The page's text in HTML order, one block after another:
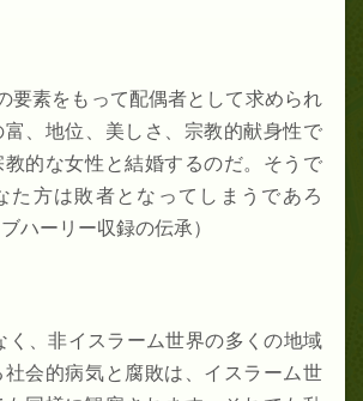
要素をもって配偶者として求められ
富、地位、美しさ、宗教的献身性で
的な女性と結婚するのだ。そうで
た方は敗者となってしまうであろ
ハーリー収録の伝承）
く、非イスラーム世界の多くの地域
会的病気と腐敗は、イスラーム世